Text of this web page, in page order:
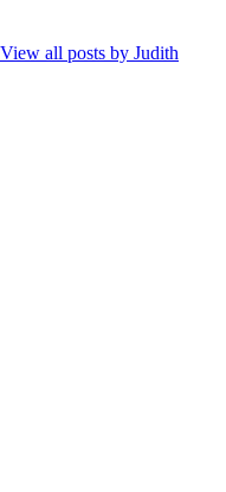
View all posts by Judith